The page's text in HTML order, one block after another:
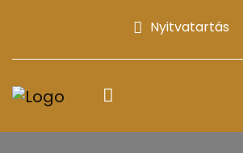
Nyitvatartás